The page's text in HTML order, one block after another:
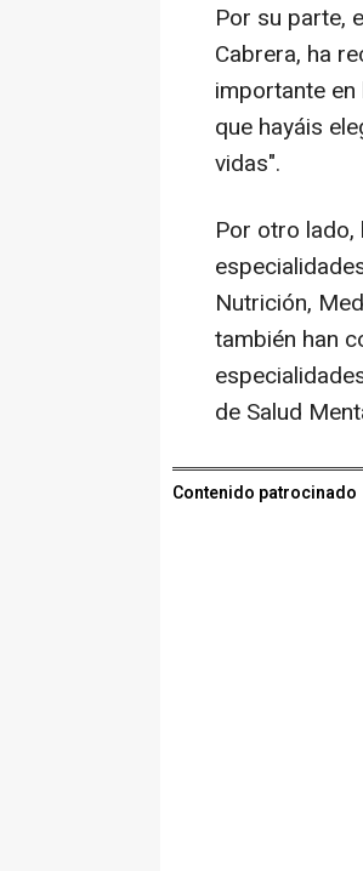
Por su parte,
Cabrera, ha
importante
que hayáis
vidas".
Por otro lado,
Nutrición,
también han
de Salud
Contenido patrocinado